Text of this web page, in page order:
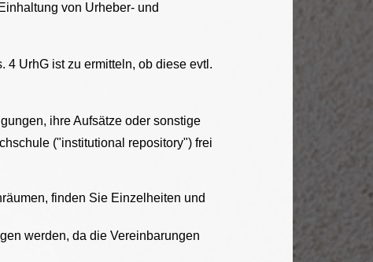
von Urheber- und
4 UrhG ist zu ermitteln, ob diese evtl.
ihre Aufsätze oder sonstige
("institutional repository") frei
finden Sie Einzelheiten und
werden, da die Vereinbarungen